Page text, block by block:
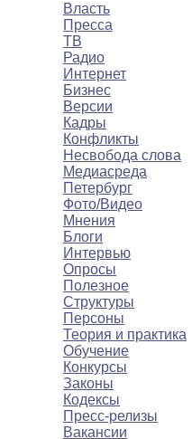
Власть
Пресса
ТВ
Радио
Интернет
Бизнес
Версии
Кадры
Конфликты
Несвобода слова
Медиасреда
Петербург
Фото/Видео
Мнения
Блоги
Интервью
Опросы
Полезное
Структуры
Персоны
Теория и практика
Обучение
Конкурсы
Законы
Кодексы
Пресс-релизы
Вакансии